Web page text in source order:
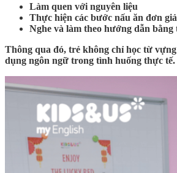
Làm quen với nguyên liệu
Thực hiện các bước nấu ăn đơn
Nghe và làm theo hướng dẫn bằng
Thông qua đó, trẻ không chỉ học từ
dụng ngôn ngữ trong tình huống thực tế.